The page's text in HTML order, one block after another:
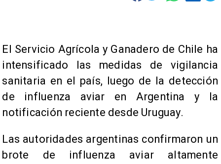
El Servicio Agrícola y Ganadero de Chile ha
intensificado las medidas de vigilancia
sanitaria en el país, luego de la detección
de influenza aviar en Argentina y la
notificación reciente desde Uruguay.
Las autoridades argentinas confirmaron un
brote de influenza aviar altamente